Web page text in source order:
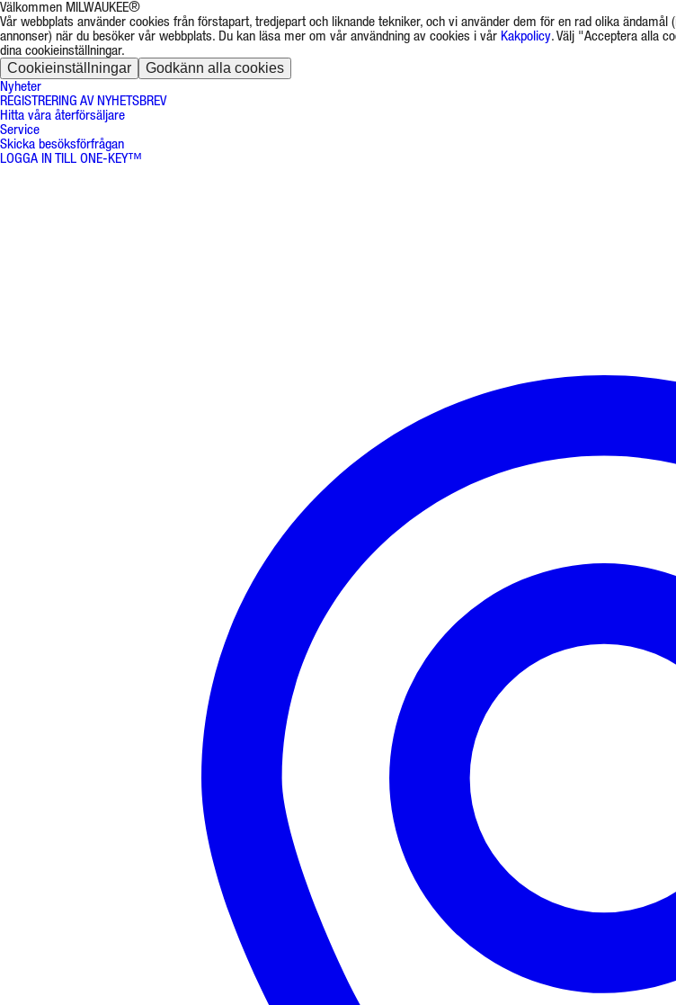
Välkommen MILWAUKEE®
Vår webbplats använder cookies från förstapart, tredjepart och liknande tekniker, och vi använder dem för en rad olika
annonser) när du besöker vår webbplats. Du kan läsa mer om vår användning av cookies i vår Kakpolicy. Välj "Acceptera alla
dina cookieinställningar.
Cookieinställningar Godkänn alla cookies
Nyheter
REGISTRERING AV NYHETSBREV
Hitta våra återförsäljare
Service
Skicka besöksförfrågan
LOGGA IN TILL ONE-KEY™